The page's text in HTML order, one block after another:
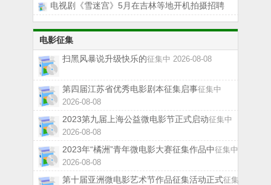
电视剧《雪迷宫》5月在吉林等地开机拍摄招聘
电影征集
扫黑风暴说升级快乐的征集中 2026-08-08
第四届江苏省优秀电影剧本征集启事征集中
2026-08-08
2023第九届上海公益微电影节正式启动征集中
2026-08-08
2023年“橘洲”青年微电影大赛征集作品中征集中
2026-08-08
第十届亚洲微电影艺术节作品征集活动正式征集